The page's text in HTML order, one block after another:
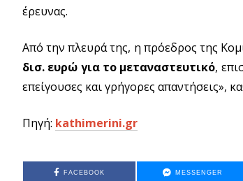
έρευνας.
Από την πλευρά της, η πρόεδρος της
δισ. ευρώ για το μεταναστευτικό,
επείγουσες και γρήγορες απαντήσεις»,
Πηγή: kathimerini.gr
FACEBOOK MESSENGER